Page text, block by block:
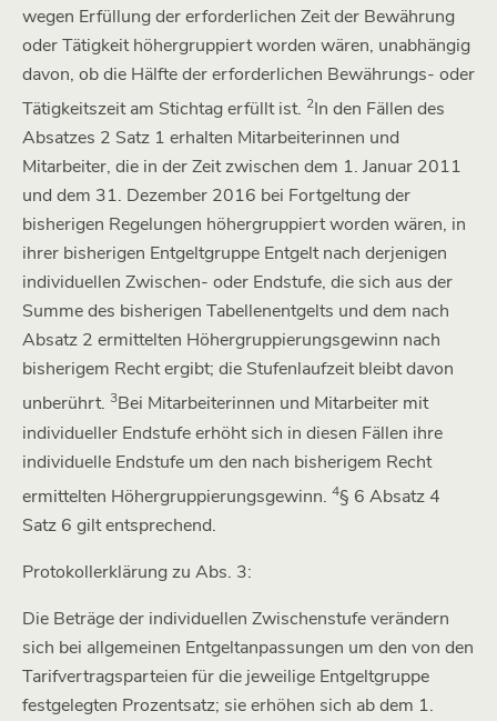
wegen Erfüllung der erforderlichen Zeit der Bewährung
oder Tätigkeit höhergruppiert worden wären, unabhängig
davon, ob die Hälfte der erforderlichen Bewährungs- oder
Tätigkeitszeit am Stichtag erfüllt ist. 2In den Fällen des
Absatzes 2 Satz 1 erhalten Mitarbeiterinnen und
Mitarbeiter, die in der Zeit zwischen dem 1. Januar 2011
und dem 31. Dezember 2016 bei Fortgeltung der
bisherigen Regelungen höhergruppiert worden wären, in
ihrer bisherigen Entgeltgruppe Entgelt nach derjenigen
individuellen Zwischen- oder Endstufe, die sich aus der
Summe des bisherigen Tabellenentgelts und dem nach
Absatz 2 ermittelten Höhergruppierungsgewinn nach
bisherigem Recht ergibt; die Stufenlaufzeit bleibt davon
unberührt. 3Bei Mitarbeiterinnen und Mitarbeiter mit
individueller Endstufe erhöht sich in diesen Fällen ihre
individuelle Endstufe um den nach bisherigem Recht
ermittelten Höhergruppierungsgewinn. 4§ 6 Absatz 4
Satz 6 gilt entsprechend.
Protokollerklärung zu Abs. 3:
Die Beträge der individuellen Zwischenstufe verändern
sich bei allgemeinen Entgeltanpassungen um den von den
Tarifvertragsparteien für die jeweilige Entgeltgruppe
festgelegten Prozentsatz; sie erhöhen sich ab dem 1.